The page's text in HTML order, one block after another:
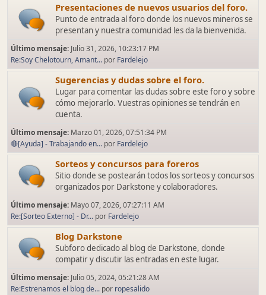
Presentaciones de nuevos usuarios del foro.
Punto de entrada al foro donde los nuevos mineros se
presentan y nuestra comunidad les da la bienvenida.
Último mensaje: Julio 31, 2026, 10:23:17 PM
Re:Soy Chelotourn, Amant... por Fardelejo
Sugerencias y dudas sobre el foro.
Lugar para comentar las dudas sobre este foro y sobre
cómo mejorarlo. Vuestras opiniones se tendrán en
cuenta.
Último mensaje: Marzo 01, 2026, 07:51:34 PM
🔴[Ayuda] - Trabajando en... por Fardelejo
Sorteos y concursos para foreros
Sitio donde se postearán todos los sorteos y concursos
organizados por Darkstone y colaboradores.
Último mensaje: Mayo 07, 2026, 07:27:11 AM
Re:[Sorteo Externo] - Dr... por Fardelejo
Blog Darkstone
Subforo dedicado al blog de Darkstone, donde
compatir y discutir las entradas en este lugar.
Último mensaje: Julio 05, 2024, 05:21:28 AM
Re:Estrenamos el blog de... por ropesalido